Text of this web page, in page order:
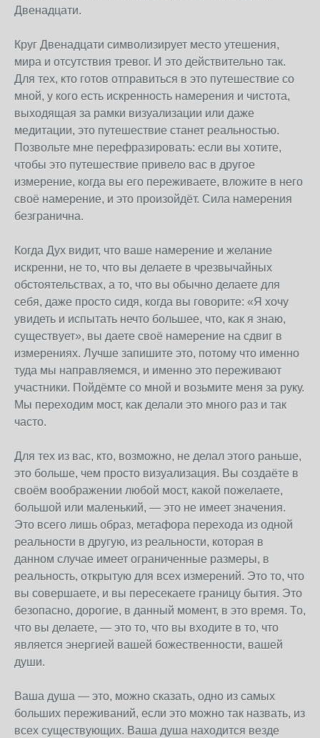
Двенадцати.
Круг Двенадцати символизирует место утешения,
мира и отсутствия тревог. И это действительно так.
Для тех, кто готов отправиться в это путешествие со
мной, у кого есть искренность намерения и чистота,
выходящая за рамки визуализации или даже
медитации, это путешествие станет реальностью.
Позвольте мне перефразировать: если вы хотите,
чтобы это путешествие привело вас в другое
измерение, когда вы его переживаете, вложите в него
своё намерение, и это произойдёт. Сила намерения
безгранична.
Когда Дух видит, что ваше намерение и желание
искренни, не то, что вы делаете в чрезвычайных
обстоятельствах, а то, что вы обычно делаете для
себя, даже просто сидя, когда вы говорите: «Я хочу
увидеть и испытать нечто большее, что, как я знаю,
существует», вы даете своё намерение на сдвиг в
измерениях. Лучше запишите это, потому что именно
туда мы направляемся, и именно это переживают
участники. Пойдёмте со мной и возьмите меня за руку.
Мы переходим мост, как делали это много раз и так
часто.
Для тех из вас, кто, возможно, не делал этого раньше,
это больше, чем просто визуализация. Вы создаёте в
своём воображении любой мост, какой пожелаете,
большой или маленький, — это не имеет значения.
Это всего лишь образ, метафора перехода из одной
реальности в другую, из реальности, которая в
данном случае имеет ограниченные размеры, в
реальность, открытую для всех измерений. Это то, что
вы совершаете, и вы пересекаете границу бытия. Это
безопасно, дорогие, в данный момент, в это время. То,
что вы делаете, — это то, что вы входите в то, что
является энергией вашей божественности, вашей
души.
Ваша душа — это, можно сказать, одно из самых
больших переживаний, если это можно так назвать, из
всех существующих. Ваша душа находится везде